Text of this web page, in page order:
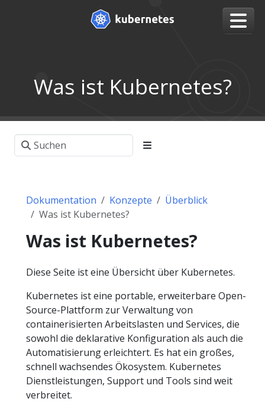
Was ist Kubernetes?
Dokumentation Konzepte
Überblick
Was ist Kubernetes?
Was ist Kubernetes?
Diese Seite ist eine Übersicht über Kubernetes.
Kubernetes ist eine portable, erweiterbare Open-
Source-Plattform zur Verwaltung von
containerisierten Arbeitslasten und Services, die
sowohl die deklarative Konfiguration als auch die
Automatisierung erleichtert. Es hat ein großes,
schnell wachsendes Ökosystem. Kubernetes
Dienstleistungen, Support und Tools sind weit
verbreitet.